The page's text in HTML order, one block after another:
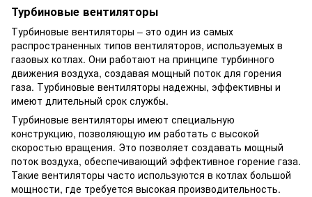
Турбиновые вентиляторы
Турбиновые вентиляторы – это один из самых
распространенных типов вентиляторов, используемых в
газовых котлах. Они работают на принципе турбинного
движения воздуха, создавая мощный поток для горения
газа. Турбиновые вентиляторы надежны, эффективны и
имеют длительный срок службы.
Турбиновые вентиляторы имеют специальную
конструкцию, позволяющую им работать с высокой
скоростью вращения. Это позволяет создавать мощный
поток воздуха, обеспечивающий эффективное горение газа.
Такие вентиляторы часто используются в котлах большой
мощности, где требуется высокая производительность.